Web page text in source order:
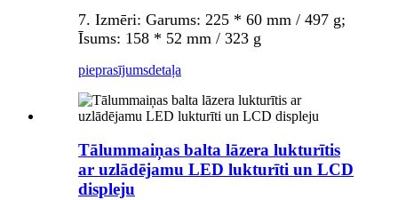
7. Izmēri: Garums: 225 * 60 mm / 497 g;
Īsums: 158 * 52 mm / 323 g
pieprasījumsdetaļa
Tālummaiņas balta lāzera lukturītis
ar uzlādējamu LED lukturīti un LCD
displeju